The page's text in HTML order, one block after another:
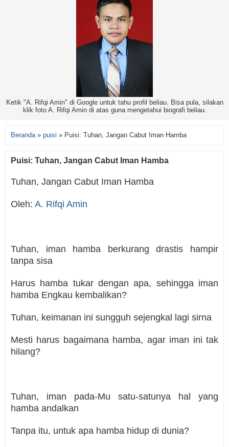
Ketik "A. Rifqi Amin" di Google untuk tahu profil beliau. Bisa pula, silakan
klik foto A. Rifqi Amin di atas guna mengetahui biografi beliau.
Beranda » puisi » Puisi: Tuhan, Jangan Cabut Iman Hamba
Puisi: Tuhan, Jangan Cabut Iman Hamba
Tuhan, Jangan Cabut Iman Hamba
Oleh: A. Rifqi Amin
Tuhan, iman hamba berkurang drastis hampir
tanpa sisa
Harus hamba tukar dengan apa, sehingga iman
hamba Engkau kembalikan?
Tuhan, keimanan ini sungguh sejengkal lagi sirna
Mesti harus bagaimana hamba, agar iman ini tak
hilang?
Tuhan, iman pada-Mu satu-satunya hal yang
hamba andalkan
Tanpa itu, untuk apa hamba hidup di dunia?